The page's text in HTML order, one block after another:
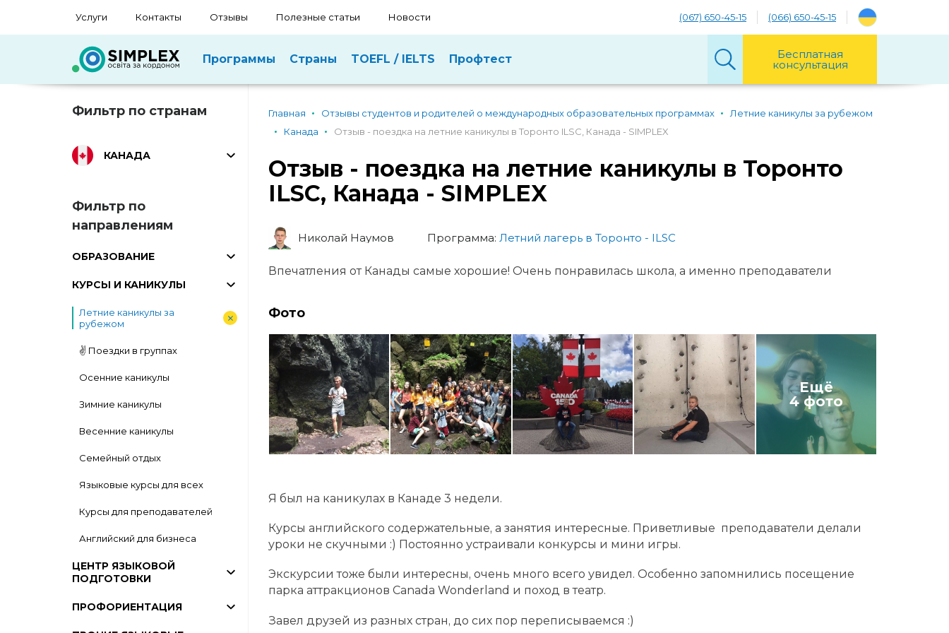
Услуги Контакты Отзывы Полезные статьи Новости (067) 650-45-15 (066) 650-45-15
Программы Страны TOEFL / IELTS Профтест Бесплатная
консультация
Фильтр по странам
КАНАДА
Фильтр по
направлениям
ОБРАЗОВАНИЕ
КУРСЫ И КАНИКУЛЫ
Летние каникулы за
рубежом
✌️ Поездки в группах
Осенние каникулы
Зимние каникулы
Весенние каникулы
Семейный отдых
Языковые курсы для всех
Курсы для преподавателей
Английский для бизнеса
ЦЕНТР ЯЗЫКОВОЙ
ПОДГОТОВКИ
ПРОФОРИЕНТАЦИЯ
Главная Отзывы студентов и родителей о международных образовательных программах
Летние каникулы за рубежом
Канада
Отзыв - поездка на летние каникулы в Торонто ILSC, Канада - SIMPLEX
Отзыв - поездка на летние каникулы в Торонто
ILSC, Канада - SIMPLEX
Николай Наумов Программа: Летний лагерь в Торонто - ILSC
Впечатления от Канады самые хорошие! Очень понравилась школа, а именно преподаватели
Фото
Ещё
4 фото
Я был на каникулах в Канаде 3 недели.
Курсы английского содержательные, а занятия интересные. Приветливые преподаватели делали
уроки не скучными :) Постоянно устраивали конкурсы и мини игры.
Экскурсии тоже были интересны, очень много всего увидел. Особенно запомнились посещение
парка аттракционов Canada Wonderland и поход в театр.
Завел друзей из разных стран, до сих пор переписываемся :)